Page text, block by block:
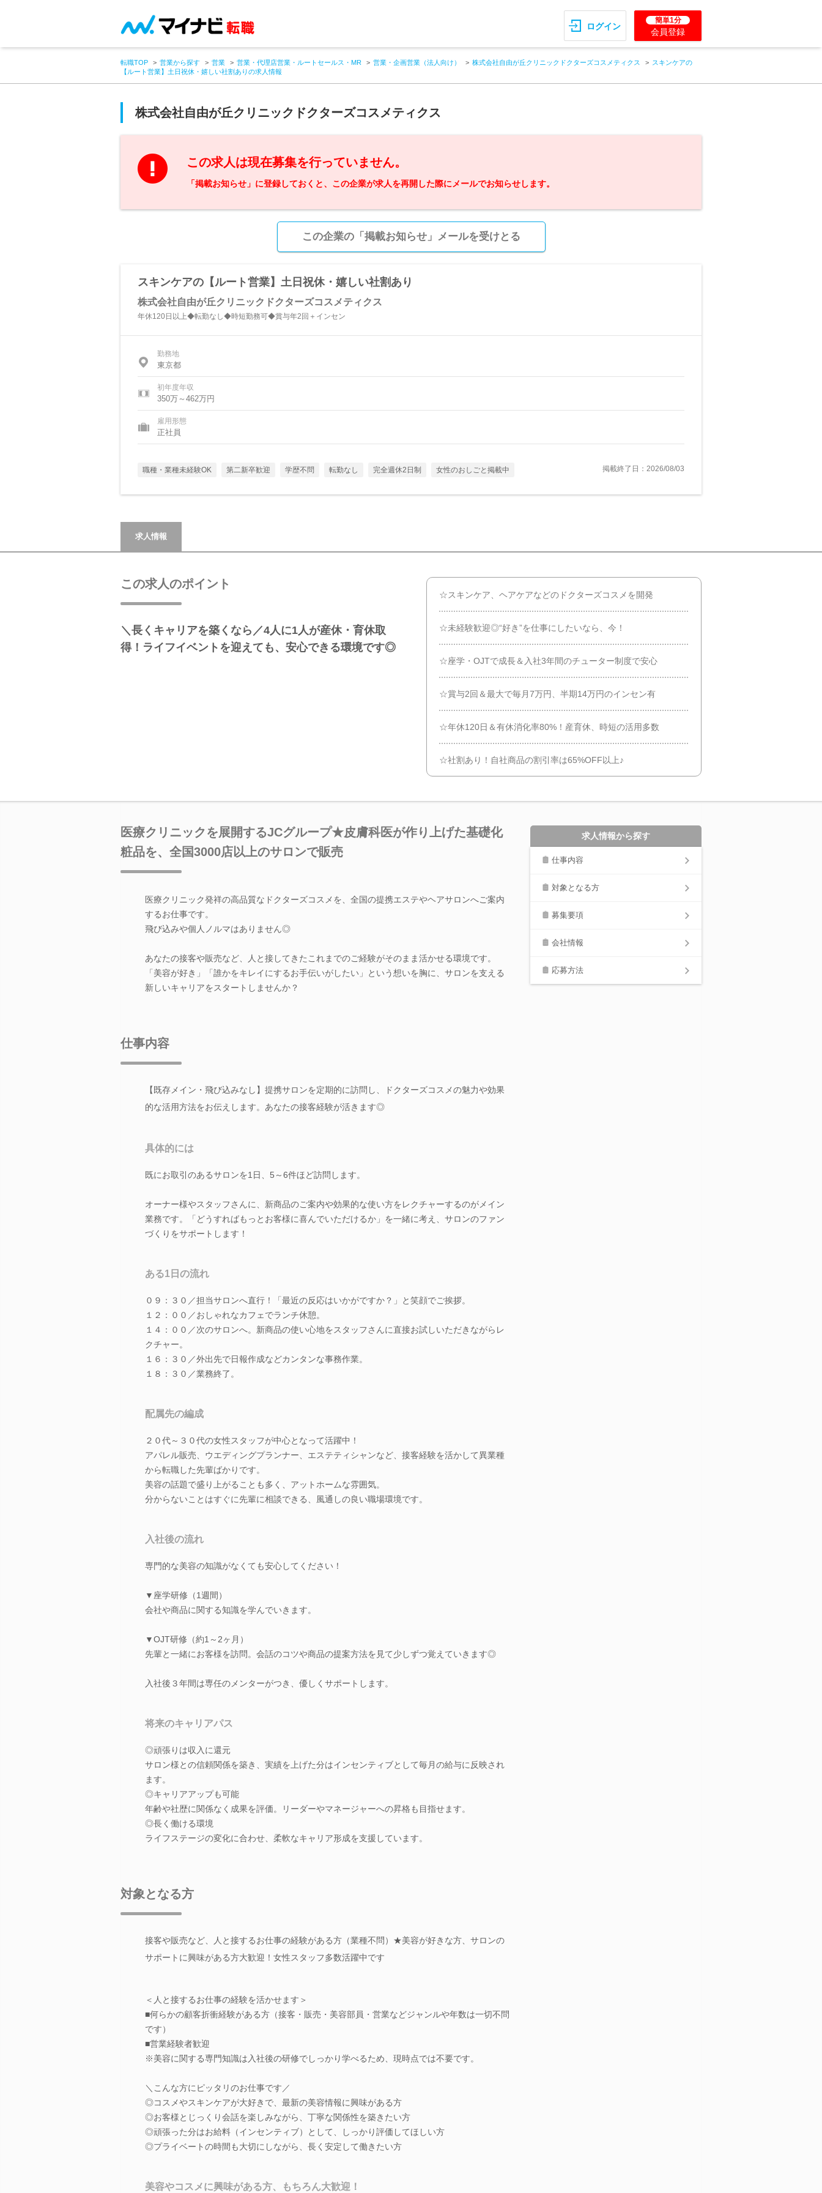
ログイン
簡単1分
会員登録
転職TOP 営業から探す 営業 営業・代理店営業・ルートセールス・MR 営業・企画営業（法人向け） 株式会社自由が丘クリニックドクターズコスメティクス
スキンケアの
【ルート営業】土日祝休・嬉しい社割ありの求人情報
株式会社自由が丘クリニックドクターズコスメティクス
この求人は現在募集を行っていません。
「掲載お知らせ」に登録しておくと、この企業が求人を再開した際にメールでお知らせします。
この企業の「掲載お知らせ」メールを受けとる
スキンケアの【ルート営業】土日祝休・嬉しい社割あり
株式会社自由が丘クリニックドクターズコスメティクス
年休120日以上◆転勤なし◆時短勤務可◆賞与年2回＋インセン
勤務地
東京都
初年度年収
350万～462万円
雇用形態
正社員
職種・業種未経験OK 第二新卒歓迎 学歴不問 転勤なし 完全週休2日制 女性のおしごと掲載中 掲載終了日：2026/08/03
求人情報
この求人のポイント
＼長くキャリアを築くなら／4人に1人が産休・育休取
得！ライフイベントを迎えても、安心できる環境です◎
☆スキンケア、ヘアケアなどのドクターズコスメを開発
☆未経験歓迎◎“好き”を仕事にしたいなら、今！
☆座学・OJTで成長＆入社3年間のチューター制度で安心
☆賞与2回＆最大で毎月7万円、半期14万円のインセン有
☆年休120日＆有休消化率80%！産育休、時短の活用多数
☆社割あり！自社商品の割引率は65%OFF以上♪
医療クリニックを展開するJCグループ★皮膚科医が作り上げた基礎化
粧品を、全国3000店以上のサロンで販売
医療クリニック発祥の高品質なドクターズコスメを、全国の提携エステやヘアサロンへご案内
するお仕事です。
飛び込みや個人ノルマはありません◎
あなたの接客や販売など、人と接してきたこれまでのご経験がそのまま活かせる環境です。
「美容が好き」「誰かをキレイにするお手伝いがしたい」という想いを胸に、サロンを支える
新しいキャリアをスタートしませんか？
仕事内容
【既存メイン・飛び込みなし】提携サロンを定期的に訪問し、ドクターズコスメの魅力や効果
的な活用方法をお伝えします。あなたの接客経験が活きます◎
具体的には
既にお取引のあるサロンを1日、5～6件ほど訪問します。
オーナー様やスタッフさんに、新商品のご案内や効果的な使い方をレクチャーするのがメイン
業務です。「どうすればもっとお客様に喜んでいただけるか」を一緒に考え、サロンのファン
づくりをサポートします！
ある1日の流れ
０９：３０／担当サロンへ直行！「最近の反応はいかがですか？」と笑顔でご挨拶。
１２：００／おしゃれなカフェでランチ休憩。
１４：００／次のサロンへ。新商品の使い心地をスタッフさんに直接お試しいただきながらレ
クチャー。
１６：３０／外出先で日報作成などカンタンな事務作業。
１８：３０／業務終了。
配属先の編成
２０代～３０代の女性スタッフが中心となって活躍中！
アパレル販売、ウエディングプランナー、エステティシャンなど、接客経験を活かして異業種
から転職した先輩ばかりです。
美容の話題で盛り上がることも多く、アットホームな雰囲気。
分からないことはすぐに先輩に相談できる、風通しの良い職場環境です。
入社後の流れ
専門的な美容の知識がなくても安心してください！
▼座学研修（1週間）
会社や商品に関する知識を学んでいきます。
▼OJT研修（約1～2ヶ月）
先輩と一緒にお客様を訪問。会話のコツや商品の提案方法を見て少しずつ覚えていきます◎
入社後３年間は専任のメンターがつき、優しくサポートします。
将来のキャリアパス
◎頑張りは収入に還元
サロン様との信頼関係を築き、実績を上げた分はインセンティブとして毎月の給与に反映され
ます。
◎キャリアアップも可能
年齢や社歴に関係なく成果を評価。リーダーやマネージャーへの昇格も目指せます。
◎長く働ける環境
ライフステージの変化に合わせ、柔軟なキャリア形成を支援しています。
対象となる方
接客や販売など、人と接するお仕事の経験がある方（業種不問）★美容が好きな方、サロンの
サポートに興味がある方大歓迎！女性スタッフ多数活躍中です
＜人と接するお仕事の経験を活かせます＞
■何らかの顧客折衝経験がある方（接客・販売・美容部員・営業などジャンルや年数は一切不問
です）
■営業経験者歓迎
※美容に関する専門知識は入社後の研修でしっかり学べるため、現時点では不要です。
＼こんな方にピッタリのお仕事です／
◎コスメやスキンケアが大好きで、最新の美容情報に興味がある方
◎お客様とじっくり会話を楽しみながら、丁寧な関係性を築きたい方
◎頑張った分はお給料（インセンティブ）として、しっかり評価してほしい方
◎プライベートの時間も大切にしながら、長く安定して働きたい方
美容やコスメに興味がある方、もちろん大歓迎！
求人情報から探す
仕事内容
対象となる方
募集要項
会社情報
応募方法